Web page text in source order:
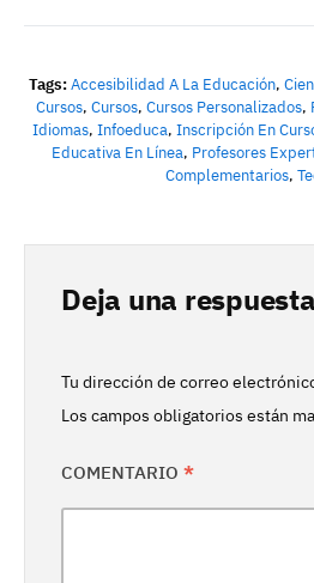
Tags:Accesibilidad A La Educación,
Cursos, Cursos, Cursos Personalizados,
Idiomas, Infoeduca, Inscripción En
Educativa En Línea, Profesores
Complementarios,
Deja una respuesta
Tu dirección de correo
Los campos obligatorios están
COMENTARIO *